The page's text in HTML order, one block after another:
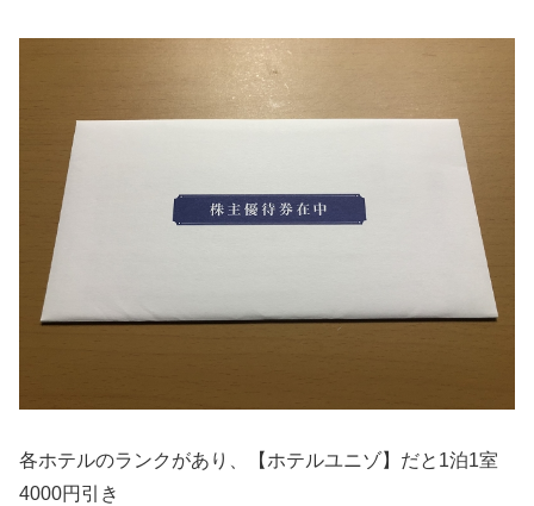
各ホテルのランクがあり、【ホテルユニゾ】だと1泊1室
4000円引き